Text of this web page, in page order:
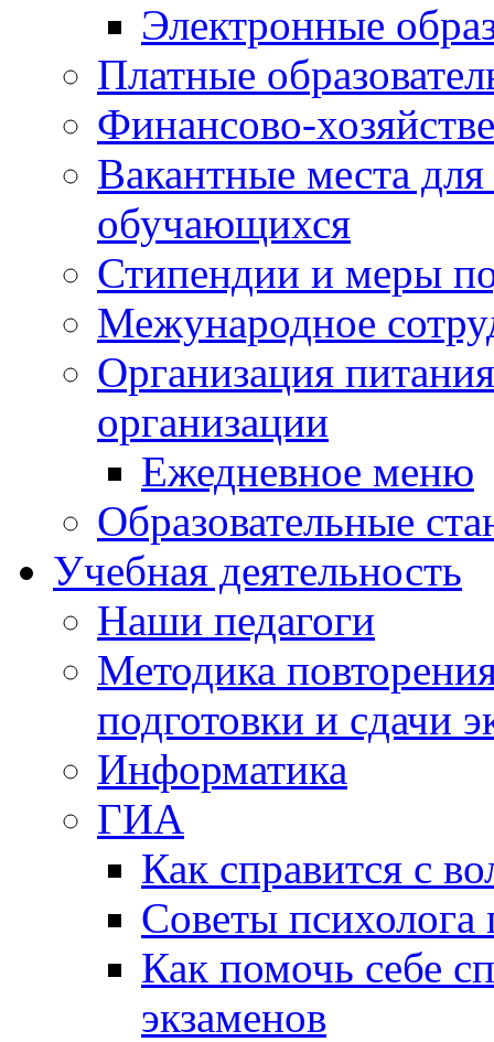
Электронные
Платные
Финансово-
Вакантные места
обучающихся
Стипендии и меры
Межународное
Организация
организации
Ежедневное меню
Образовательные
Учебная деятельность
Наши педагоги
Методика
подготовки и сдачи
Информатика
ГИА
Как справится с
Советы
Как помочь себе
экзаменов